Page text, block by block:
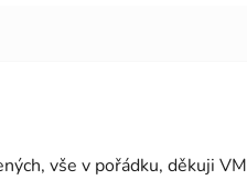
vše v pořádku, děkuji VM